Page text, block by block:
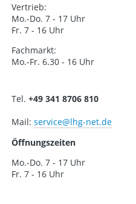
Vertrieb:
Mo.-Do. 7 - 17 Uhr
Fr. 7 - 16 Uhr
Fachmarkt:
Mo.-Fr. 6.30 - 16 Uhr
Tel. +49 341 8706 810
Mail: service@lhg-net.de
Öffnungszeiten
Mo.-Do. 7 - 17 Uhr
Fr. 7 - 16 Uhr